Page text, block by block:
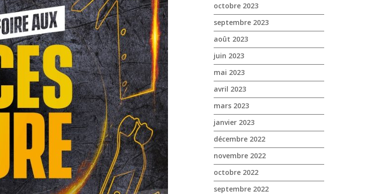
octobre 2023
septembre 2023
août 2023
juin 2023
mai 2023
avril 2023
mars 2023
janvier 2023
décembre 2022
novembre 2022
octobre 2022
septembre 2022